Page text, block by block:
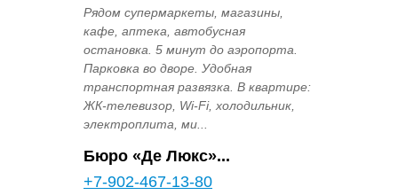
Рядом супермаркеты, магазины,
кафе, аптека, автобусная
остановка. 5 минут до аэропорта.
Парковка во дворе. Удобная
транспортная развязка. В квартире:
ЖК-телевизор, Wi-Fi, холодильник,
электроплита, ми...
Бюро «Де Люкс»...
+7-902-467-13-80